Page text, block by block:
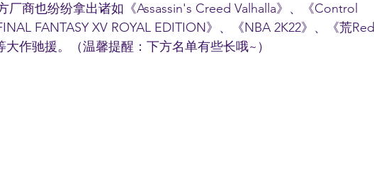
厂商也纷纷拿出诸如《Assassin's Creed Valhalla》、《Control
FANTASY XV ROYAL EDITION》、《NBA 2K22》、《荒Red
作驰援。（温馨提醒：下方名单有些长哦~）